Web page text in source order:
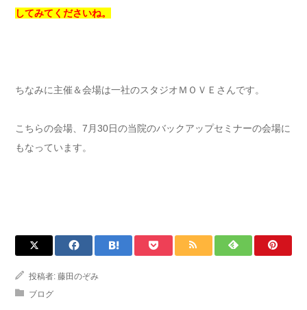
してみてくださいね。
ちなみに主催＆会場は一社のスタジオＭＯＶＥさんです。
こちらの会場、7月30日の当院のバックアップセミナーの会場に
もなっています。
投稿者: 藤田のぞみ
ブログ